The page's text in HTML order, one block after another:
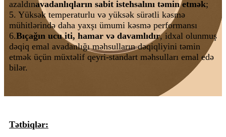
azaldınavadanlıqların sabit istehsalını təmin etmək;
5. Yüksək temperaturlu və yüksək sürətli kəsmə
mühitlərində daha yaxşı ümumi kəsmə performansı
6.Bıçağın ucu iti, hamar və davamlıdır, idxal olunmuş
dəqiq emal avadanlığı məhsulların dəqiqliyini təmin
etmək üçün müxtəlif qeyri-standart məhsulları emal edə
bilər.
Tətbiqlər: